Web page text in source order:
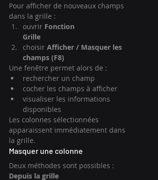
Pour afficher de nouveaux champs
dans la grille :
ouvrir Fonction
Grille
choisir Afficher / Masquer les
champs (F8)
Une fenêtre permet alors de :
rechercher un champ
cocher les champs à afficher
visualiser les informations
disponibles
Les colonnes sélectionnées
apparaissent immédiatement dans
la grille.
Masquer une colonne
Deux méthodes sont possibles :
Depuis la grille